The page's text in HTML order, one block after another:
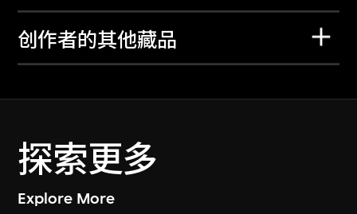
创作者的其他藏品
探索更多
Explore More